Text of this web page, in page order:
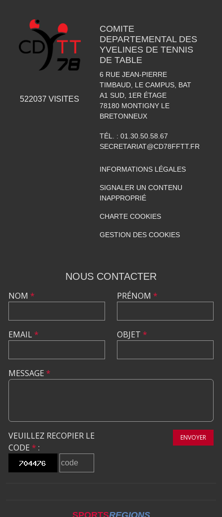
522037 VISITES
COMITE
DEPARTEMENTAL DES
YVELINES DE TENNIS
DE TABLE
6 RUE JEAN-PIERRE
TIMBAUD, LE CAMPUS, BAT
A1 SUD, 1ER ÉTAGE
78180 MONTIGNY LE
BRETONNEUX
TÉL. : 01.30.50.58.67
SECRETARIAT@CD78FFTT.FR
INFORMATIONS LÉGALES
SIGNALER UN CONTENU
INAPPROPRIÉ
CHARTE COOKIES
GESTION DES COOKIES
NOUS CONTACTER
NOM *
EMAIL*
PRÉNOM *
OBJET *
MESSAGE *
VEUILLEZ RECOPIER LE
CODE * :
ENVOYER
SPORTSREGIONS